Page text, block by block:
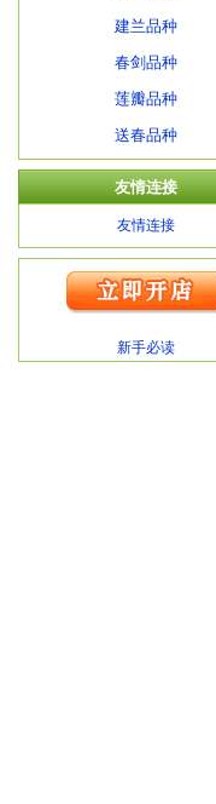
建兰品种
春剑品种
莲瓣品种
送春品种
友情连接
友情连接
新手必读